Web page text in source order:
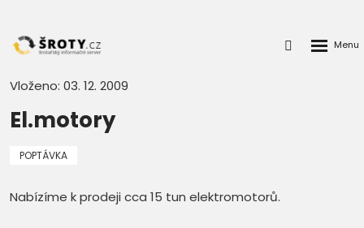
Přihlášení
Vloženo: 03. 12. 2009
El.motory
POPTÁVKA
Nabízíme k prodeji cca 15 tun elektromotorů.